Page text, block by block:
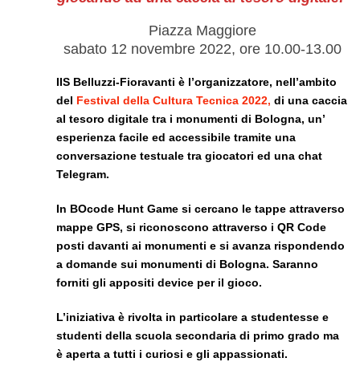
Piazza Maggiore
sabato 12 novembre 2022, ore 10.00-13.00
IIS Belluzzi-Fioravanti è l’organizzatore, nell’ambito
del Festival della Cultura Tecnica 2022, di una caccia
al tesoro digitale tra i monumenti di Bologna, un’
esperienza facile ed accessibile tramite una
conversazione testuale tra giocatori ed una chat
Telegram.
In BOcode Hunt Game si cercano le tappe attraverso
mappe GPS, si riconoscono attraverso i QR Code
posti davanti ai monumenti e si avanza rispondendo
a domande sui monumenti di Bologna. Saranno
forniti gli appositi device per il gioco.
L’iniziativa è rivolta in particolare a studentesse e
studenti della scuola secondaria di primo grado ma
è aperta a tutti i curiosi e gli appassionati.